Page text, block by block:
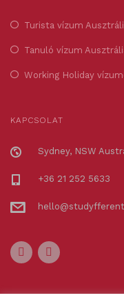
Turista vízum
Tanuló vízum
Working Holiday
KAPCSOLAT
Sydney, NSW
+36 21 252 5633